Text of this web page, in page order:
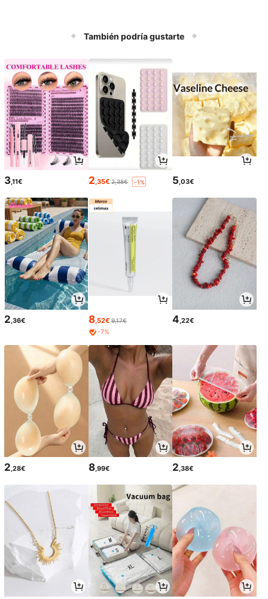
También podría gustarte
3,11€ 2 ,35€ 2,38€ -1% 5 ,03€
2,36€ 8,52€ 9,17€
-7%
4,22€
2 ,28€ 8,99€ 2 ,38€